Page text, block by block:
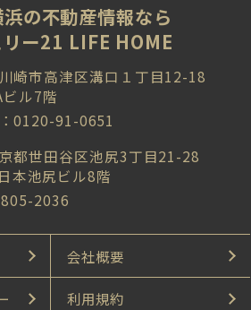
の不動産情報なら
ー21 LIFE HOME
崎市高津区溝口１丁目12-18
ル7階
0120-91-0651
都世田谷区池尻3丁目21-28
本池尻ビル8階
2036
会社概要
利用規約